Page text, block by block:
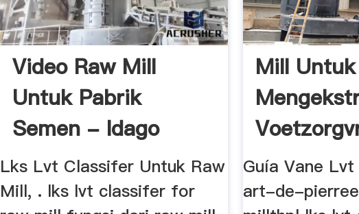
Video Raw Mill
Untuk Pabrik
Semen - Idago
Lks Lvt Classifer Untuk Raw
Mill, . lks lvt classifer for
Mill Untuk
Guía Vane
art-de-